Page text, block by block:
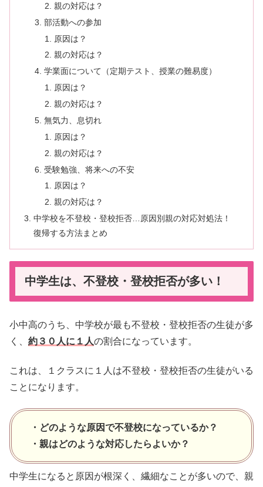
親の対応は？
部活動への参加
原因は？
親の対応は？
学業面について（定期テスト、授業の難易度）
原因は？
親の対応は？
無気力、息切れ
原因は？
親の対応は？
受験勉強、将来への不安
原因は？
親の対応は？
中学校を不登校・登校拒否…原因別親の対応対処法！
復帰する方法まとめ
中学生は、不登校・登校拒否が多い！
小中高のうち、中学校が最も不登校・登校拒否の生徒が多
く、 約３０人に１人の割合になっています。
これは、１クラスに１人は不登校・登校拒否の生徒がいる
ことになります。
・どのような原因で不登校になっているか？
・親はどのような対応したらよいか？
中学生になると原因が根深く、繊細なことが多いので、親